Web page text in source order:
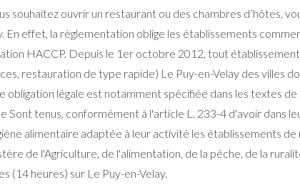
souhaitez ouvrir un restaurant ou des chambres d’hôtes,
En effet, la règlementation oblige les établissements
HACCP. Depuis le 1er octobre 2012, tout
restauration de type rapide) Le Puy-en-Velay des villes
obligation légale est notamment spécifiée dans les textes
Sont tenus, conformément à l'article L. 233-4 d'avoir dans
alimentaire adaptée à leur activité les établissements
de l'Agriculture, de l'alimentation, de la pêche, de la
(14 heures) sur Le Puy-en-Velay.